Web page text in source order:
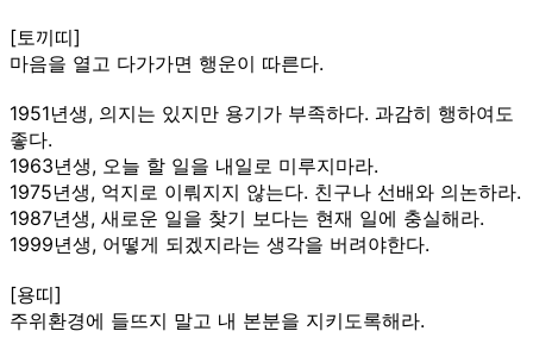
[토끼띠]
마음을 열고 다가가면 행운이 따른다.
1951년생, 의지는 있지만 용기가 부족하다. 과감히 행하여도
좋다.
1963년생, 오늘 할 일을 내일로 미루지마라.
1975년생, 억지로 이뤄지지 않는다. 친구나 선배와 의논하라.
1987년생, 새로운 일을 찾기 보다는 현재 일에 충실해라.
1999년생, 어떻게 되겠지라는 생각을 버려야한다.
[용띠]
주위환경에 들뜨지 말고 내 본분을 지키도록해라.